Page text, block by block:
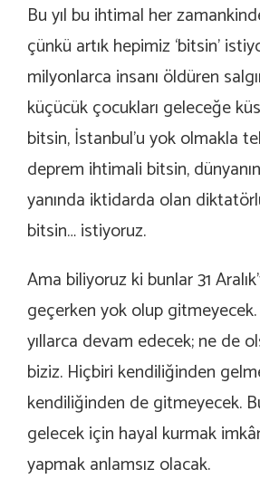
Bu yıl bu ihtimal her
çünkü artık hepimiz ‘bitsin’
milyonlarca insanı öldüren
küçücük çocukları geleceğe
bitsin, İstanbul’u yok olmakla
deprem ihtimali bitsin,
yanında iktidarda olan
bitsin… istiyoruz.
Ama biliyoruz ki bunlar 31
geçerken yok olup
yıllarca devam edecek; ne de
biziz. Hiçbiri kendiliğinden
kendiliğinden de gitmeyecek.
gelecek için hayal kurmak
yapmak anlamsız olacak.